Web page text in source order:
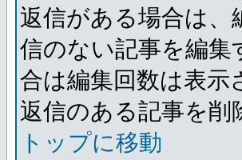
返信がある場合は、
信のない記事を編集
合は編集回数は表示
返信のある記事を
トップに移動